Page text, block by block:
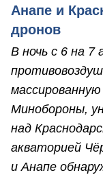
Анапе и
дронов
В ночь с 6 на 7
Минобороны,
над
акваторией
и Анапе